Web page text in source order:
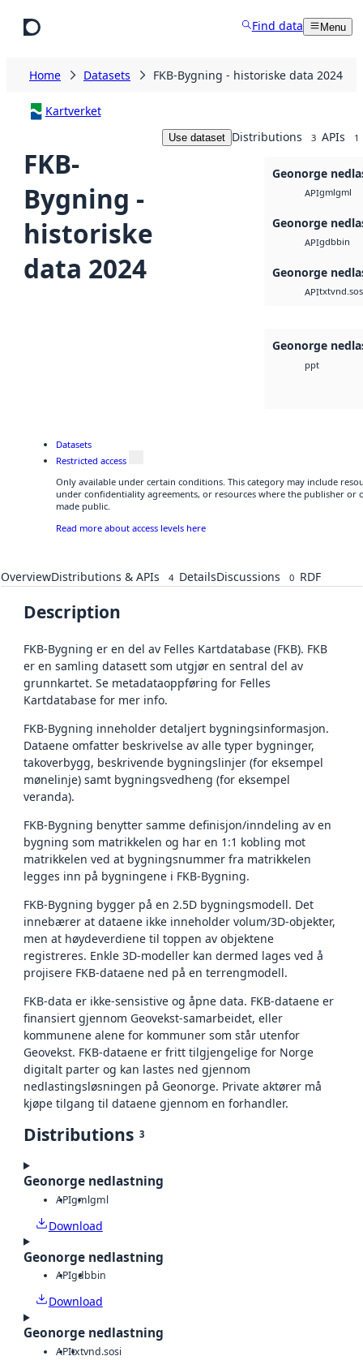
Find data Menu
Home Datasets FKB-Bygning - historiske data 2024
Kartverket
FKB-
Bygning -
historiske
data 2024
Use dataset Distributions 3 APIs 1
Geonorge
APIgmlgml
Geonorge
APIgdbbin
Geonorge
APItxt
Geonorge
ppt
Datasets
Restricted access
Only available under certain conditions. This category may include
under confidentiality agreements, or resources where the publisher or
made public.
Read more about access levels here
OverviewDistributions & APIs 4 DetailsDiscussions 0 RDF
Description
FKB-Bygning er en del av Felles Kartdatabase (FKB). FKB
er en samling datasett som utgjør en sentral del av
grunnkartet. Se metadataoppføring for Felles
Kartdatabase for mer info.
FKB-Bygning inneholder detaljert bygningsinformasjon.
Dataene omfatter beskrivelse av alle typer bygninger,
takoverbygg, beskrivende bygningslinjer (for eksempel
mønelinje) samt bygningsvedheng (for eksempel
veranda).
FKB-Bygning benytter samme definisjon/inndeling av en
bygning som matrikkelen og har en 1:1 kobling mot
matrikkelen ved at bygningsnummer fra matrikkelen
legges inn på bygningene i FKB-Bygning.
FKB-Bygning bygger på en 2.5D bygningsmodell. Det
innebærer at dataene ikke inneholder volum/3D-objekter,
men at høydeverdiene til toppen av objektene
registreres. Enkle 3D-modeller kan dermed lages ved å
projisere FKB-dataene ned på en terrengmodell.
FKB-data er ikke-sensistive og åpne data. FKB-dataene er
finansiert gjennom Geovekst-samarbeidet, eller
kommunene alene for kommuner som står utenfor
Geovekst. FKB-dataene er fritt tilgjengelige for Norge
digitalt parter og kan lastes ned gjennom
nedlastingsløsningen på Geonorge. Private aktører må
kjøpe tilgang til dataene gjennom en forhandler.
Distributions 3
Geonorge nedlastning
APIgmlgml
Download
Geonorge nedlastning
APIgdbbin
Download
Geonorge nedlastning
APItxtvnd.sosi